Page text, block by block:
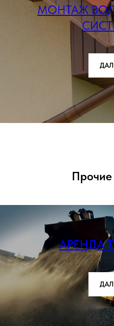
МОНТАЖ
Прочие
АРЕНДА